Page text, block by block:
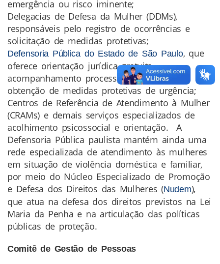
emergência ou risco iminente;
Delegacias de Defesa da Mulher (DDMs),
responsáveis pelo registro de ocorrências e
solicitação de medidas protetivas;
Defensoria Pública do Estado de São Paulo, que
oferece orientação jurídica gratuita,
acompanhamento processual e auxílio na
obtenção de medidas protetivas de urgência;
Centros de Referência de Atendimento à Mulher
(CRAMs) e demais serviços especializados de
acolhimento psicossocial e orientação. A
Defensoria Pública paulista mantém ainda uma
rede especializada de atendimento às mulheres
em situação de violência doméstica e familiar,
por meio do Núcleo Especializado de Promoção
e Defesa dos Direitos das Mulheres (Nudem),
que atua na defesa dos direitos previstos na Lei
Maria da Penha e na articulação das políticas
públicas de proteção.
Comitê de Gestão de Pessoas